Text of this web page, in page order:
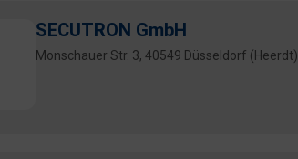
SECUTRON GmbH
Monschauer Str. 3, 40549 Düsseldorf (Heerdt)